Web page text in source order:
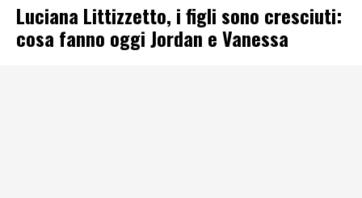
Luciana Littizzetto, i figli sono cresciuti:
cosa fanno oggi Jordan e Vanessa